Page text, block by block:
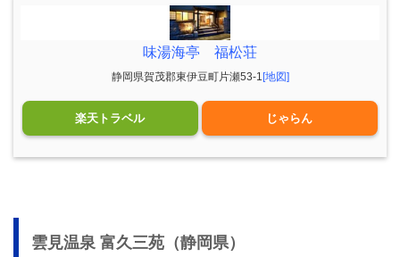
味湯海亭 福松荘
静岡県賀茂郡東伊豆町片瀬53-1[地図]
楽天トラベル じゃらん
雲見温泉 富久三苑（静岡県）